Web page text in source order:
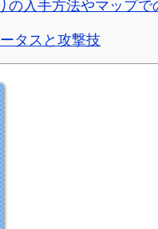
の入手方法やマップで
タスと攻撃技